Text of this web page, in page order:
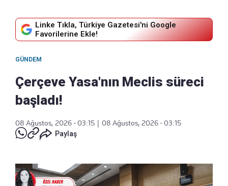
Linke Tıkla, Türkiye Gazetesi'ni Google
Favorilerine Ekle!
GÜNDEM
Çerçeve Yasa'nın Meclis süreci
başladı!
08 Ağustos, 2026 - 03:15
08 Ağustos, 2026 - 03:15
Paylaş